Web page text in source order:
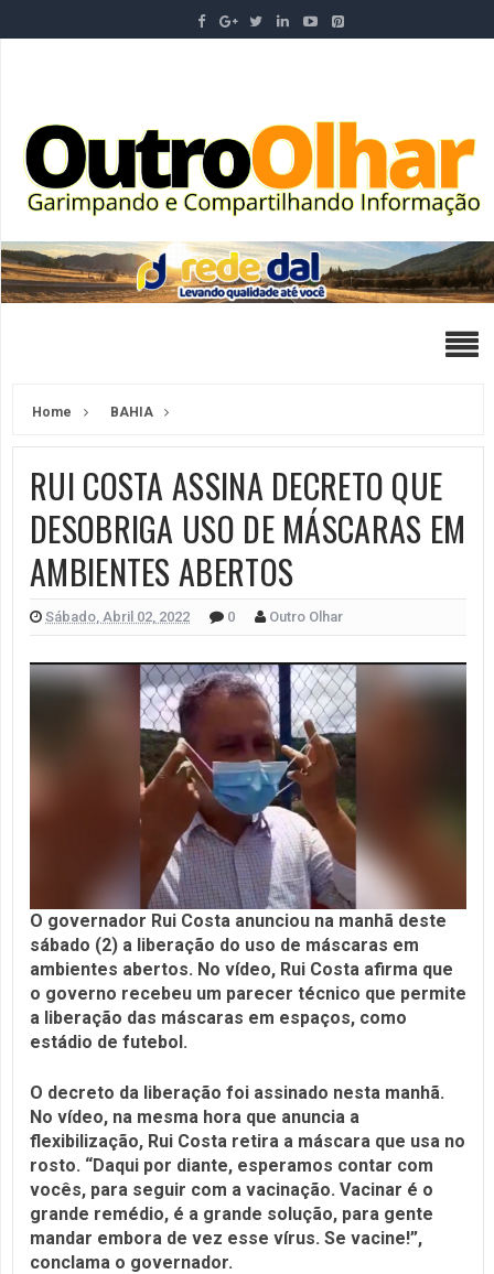
Home BAHIA
RUI COSTA ASSINA DECRETO QUE
DESOBRIGA USO DE MÁSCARAS EM
AMBIENTES ABERTOS
Sábado, Abril 02, 2022 0 Outro Olhar
O governador Rui Costa anunciou na manhã deste
sábado (2) a liberação do uso de máscaras em
ambientes abertos. No vídeo, Rui Costa afirma que
o governo recebeu um parecer técnico que permite
a liberação das máscaras em espaços, como
estádio de futebol.
O decreto da liberação foi assinado nesta manhã.
No vídeo, na mesma hora que anuncia a
flexibilização, Rui Costa retira a máscara que usa no
rosto. “Daqui por diante, esperamos contar com
vocês, para seguir com a vacinação. Vacinar é o
grande remédio, é a grande solução, para gente
mandar embora de vez esse vírus. Se vacine!”,
conclama o governador.